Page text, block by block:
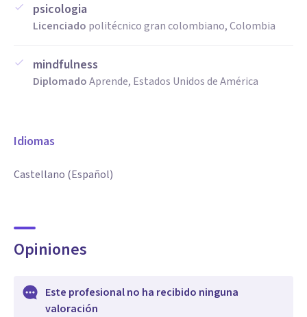
psicologia
Licenciado politécnico gran colombiano, Colombia
mindfulness
DiplomadoAprende, Estados Unidos de América
Idiomas
Castellano (Español)
Opiniones
Este profesional no ha recibido ninguna
valoración